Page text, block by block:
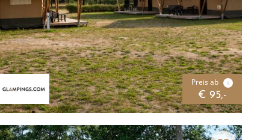
Preis ab i
€ 95,-